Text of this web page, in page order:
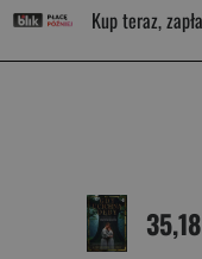
Kup teraz,